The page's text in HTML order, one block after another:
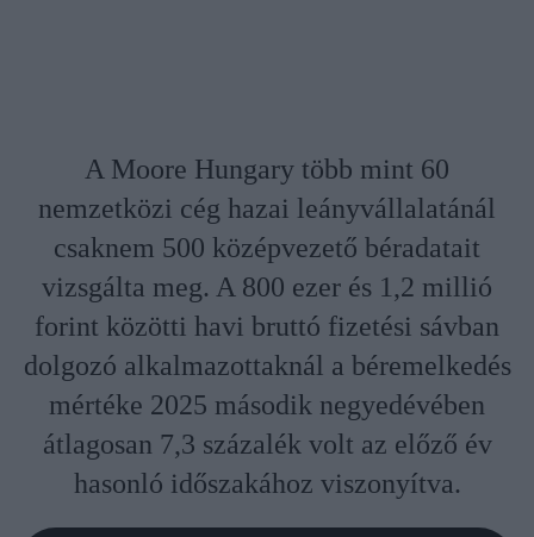
A Moore Hungary több mint 60
nemzetközi cég hazai leányvállalatánál
csaknem 500 középvezető béradatait
vizsgálta meg. A 800 ezer és 1,2 millió
forint közötti havi bruttó fizetési sávban
dolgozó alkalmazottaknál a béremelkedés
mértéke 2025 második negyedévében
átlagosan 7,3 százalék volt az előző év
hasonló időszakához viszonyítva.